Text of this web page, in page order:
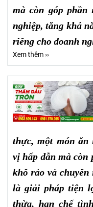
mà còn góp phần
nghiệp, tăng khả
riêng cho doanh
Xem thêm ››
thực, một món ăn
vị hấp dẫn mà còn
khô ráo và
là giải pháp tiện
thừa, hạn chế